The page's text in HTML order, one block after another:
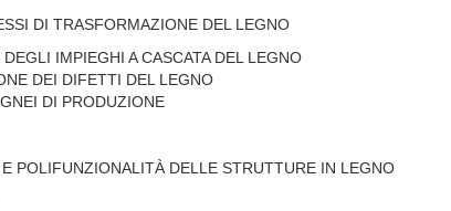
DI TRASFORMAZIONE DEL LEGNO
IMPIEGHI A CASCATA DEL LEGNO
DEI DIFETTI DEL LEGNO
DI PRODUZIONE
POLIFUNZIONALITÀ DELLE STRUTTURE IN LEGNO